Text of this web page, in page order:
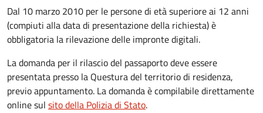
Dal 10 marzo 2010 per le persone di età superiore ai 12 anni
(compiuti alla data di presentazione della richiesta) è
obbligatoria la rilevazione delle impronte digitali.
La domanda per il rilascio del passaporto deve essere
presentata presso la Questura del territorio di residenza,
previo appuntamento. La domanda è compilabile direttamente
online sul sito della Polizia di Stato.